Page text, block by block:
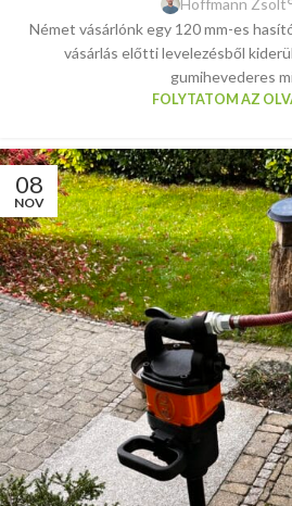
Hoffmann Zsolt
Német vásárlónk egy 120 mm-es
vásárlás előtti levelezésből
gumihevederes
FOLYTATOM AZ
08
NOV